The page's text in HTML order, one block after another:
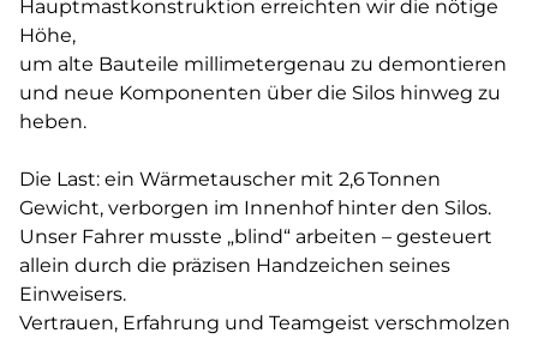
Hauptmastkonstruktion erreichten wir die nötige
Höhe,
um alte Bauteile millimetergenau zu demontieren
und neue Komponenten über die Silos hinweg zu
heben.
Die Last: ein Wärmetauscher mit 2,6 Tonnen
Gewicht, verborgen im Innenhof hinter den Silos.
Unser Fahrer musste „blind“ arbeiten – gesteuert
allein durch die präzisen Handzeichen seines
Einweisers.
Vertrauen, Erfahrung und Teamgeist verschmolzen